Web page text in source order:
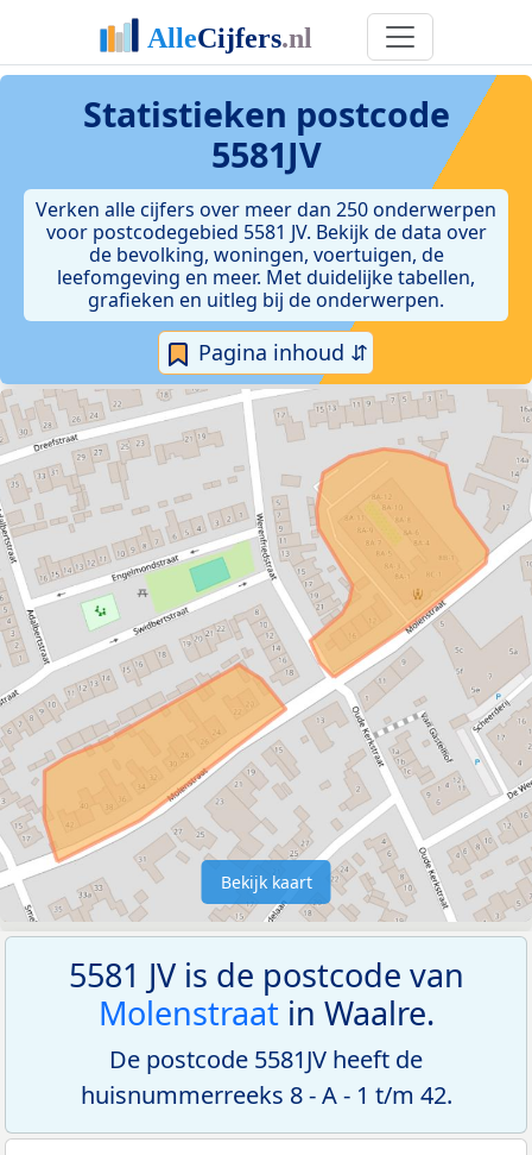
Statistieken postcode
5581JV
Verken alle cijfers over meer dan 250 onderwerpen
voor postcodegebied 5581 JV. Bekijk de data over
de bevolking, woningen, voertuigen, de
leefomgeving en meer. Met duidelijke tabellen,
grafieken en uitleg bij de onderwerpen.
Pagina inhoud ⇵
Bekijk kaart
5581 JV is de postcode van
Molenstraatin Waalre.
De postcode 5581JV heeft de
huisnummerreeks 8 - A - 1 t/m 42.